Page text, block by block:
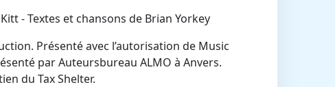
- Textes et chansons de Brian Yorkey
Présenté avec l’autorisation de Music
par Auteursbureau ALMO à Anvers.
du Tax Shelter.